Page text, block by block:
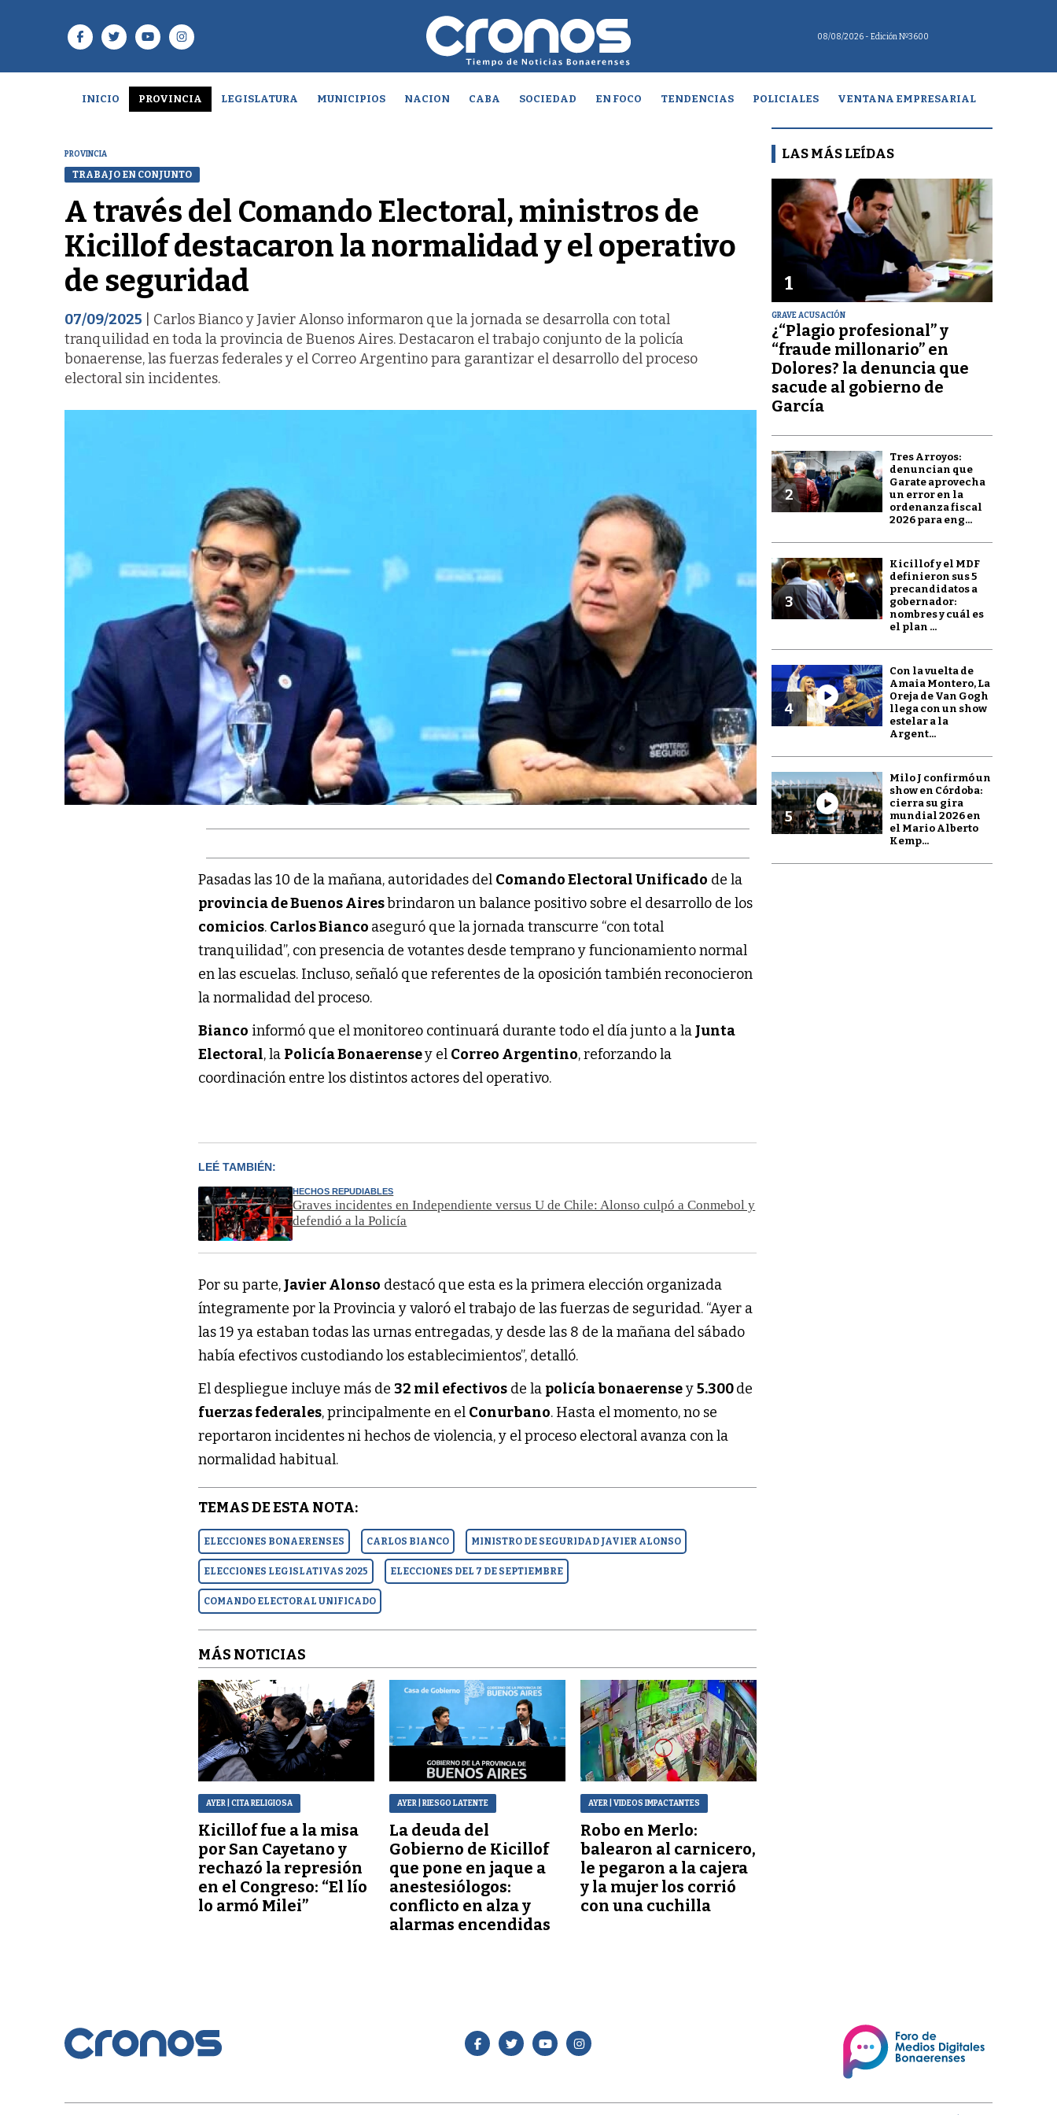
08/08/2026 - Edición Nº3600
INICIO PROVINCIA LEGISLATURA MUNICIPIOS NACION CABA SOCIEDAD EN FOCO TENDENCIAS POLICIALES VENTANA EMPRESARIAL
PROVINCIA
TRABAJO EN CONJUNTO
A través del Comando Electoral, ministros de
Kicillof destacaron la normalidad y el operativo
de seguridad
07/09/2025 | Carlos Bianco y Javier Alonso informaron que la jornada se desarrolla con total
tranquilidad en toda la provincia de Buenos Aires. Destacaron el trabajo conjunto de la policía
bonaerense, las fuerzas federales y el Correo Argentino para garantizar el desarrollo del proceso
electoral sin incidentes.
Pasadas las 10 de la mañana, autoridades del Comando Electoral Unificado de la
provincia de Buenos Airesbrindaron un balance positivo sobre el desarrollo de los
comicios. Carlos Bianco aseguró que la jornada transcurre “con total
tranquilidad”, con presencia de votantes desde temprano y funcionamiento normal
en las escuelas. Incluso, señaló que referentes de la oposición también reconocieron
la normalidad del proceso.
Bianco informó que el monitoreo continuará durante todo el día junto a la Junta
Electoral, la Policía Bonaerensey el Correo Argentino, reforzando la
coordinación entre los distintos actores del operativo.
LEÉ TAMBIÉN:
HECHOS REPUDIABLES
Graves incidentes en Independiente versus U de Chile: Alonso culpó a Conmebol y
defendió a la Policía
Por su parte, Javier Alonso destacó que esta es la primera elección organizada
íntegramente por la Provincia y valoró el trabajo de las fuerzas de seguridad. “Ayer a
las 19 ya estaban todas las urnas entregadas, y desde las 8 de la mañana del sábado
había efectivos custodiando los establecimientos”, detalló.
El despliegue incluye más de32 mil efectivos de la policía bonaerensey5.300de
fuerzas federales, principalmente en el Conurbano. Hasta el momento, no se
reportaron incidentes ni hechos de violencia, y el proceso electoral avanza con la
normalidad habitual.
TEMAS DE ESTA NOTA:
ELECCIONES BONAERENSES CARLOS BIANCO MINISTRO DE SEGURIDAD JAVIER ALONSO
ELECCIONES LEGISLATIVAS 2025 ELECCIONES DEL 7 DE SEPTIEMBRE
COMANDO ELECTORAL UNIFICADO
MÁS NOTICIAS
AYER | CITA RELIGIOSA
Kicillof fue a la misa
por San Cayetano y
rechazó la represión
en el Congreso: “El lío
lo armó Milei”
AYER | RIESGO LATENTE
La deuda del
Gobierno de Kicillof
que pone en jaque a
anestesiólogos:
conflicto en alza y
alarmas encendidas
AYER | VIDEOS IMPACTANTES
Robo en Merlo:
balearon al carnicero,
le pegaron a la cajera
y la mujer los corrió
con una cuchilla
LAS MÁS LEÍDAS
1
GRAVE ACUSACIÓN
¿“Plagio profesional” y
“fraude millonario” en
Dolores? la denuncia que
sacude al gobierno de
García
2
Tres Arroyos:
denuncian que
Garate aprovecha
un error en la
ordenanza fiscal
2026 para eng...
3
Kicillof y el MDF
definieron sus 5
precandidatos a
gobernador:
nombres y cuál es
el plan ...
4
Con la vuelta de
Amaia Montero, La
Oreja de Van Gogh
llega con un show
estelar a la
Argent...
5
Milo J confirmó un
show en Córdoba:
cierra su gira
mundial 2026 en
el Mario Alberto
Kemp...